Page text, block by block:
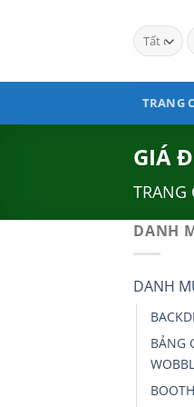
dung
TRANG
GIÁ
TRANG
DANH
DANH
BẢNG